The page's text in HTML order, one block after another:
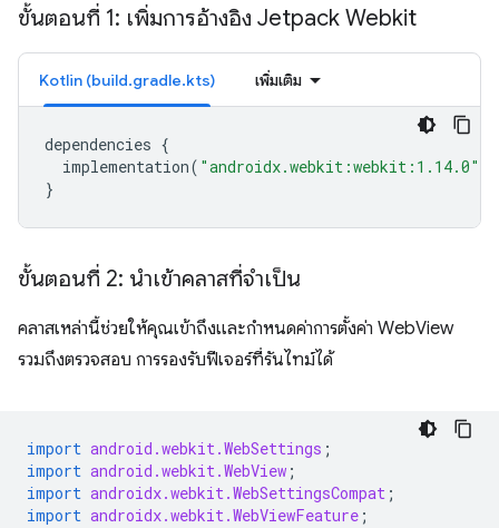
ขั้นตอนที่ 1: เพิ่มการอ้างอิง Jetpack Webkit
Kotlin (build.gradle.kts) เพิ่มเติม
dependencies {
implementation( "androidx.webkit:webkit:1.14.0"
}
ขั้นตอนที่ 2: นำเข้าคลาสที่จำเป็น
คลาสเหล่านี้ช่วยให้คุณเข้าถึงและกำหนดค่าการตั้งค่า WebView
รวมถึงตรวจสอบ การรองรับฟีเจอร์ที่รันไทม์ได้
import android.webkit.WebSettings ;
import android.webkit.WebView ;
import androidx.webkit.WebSettingsCompat ;
import androidx.webkit.WebViewFeature ;